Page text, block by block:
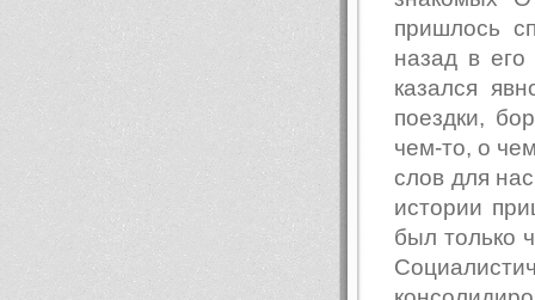
пришлось
назад в
казался
поездки,
чем-то, о
слов для
истории
был только